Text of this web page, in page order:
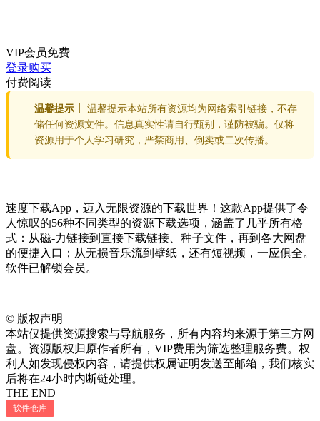
VIP会员免费
登录购买
付费阅读
温馨提示丨
温馨提示本站所有资源均为网络索引链接，不存
储任何资源文件。信息真实性请自行甄别，谨防被骗。仅将
资源用于个人学习研究，严禁商用、倒卖或二次传播。
速度下载App，迈入无限资源的下载世界！这款App提供了令
人惊叹的56种不同类型的资源下载选项，涵盖了几乎所有格
式：从磁-力链接到直接下载链接、种子文件，再到各大网盘
的便捷入口；从无损音乐流到壁纸，还有短视频，一应俱全。
软件已解锁会员。
© 版权声明
本站仅提供资源搜索与导航服务，所有内容均来源于第三方网
盘。资源版权归原作者所有，VIP费用为筛选整理服务费。权
利人如发现侵权内容，请提供权属证明发送至邮箱，我们核实
后将在24小时内断链处理。
THE END
软件仓库